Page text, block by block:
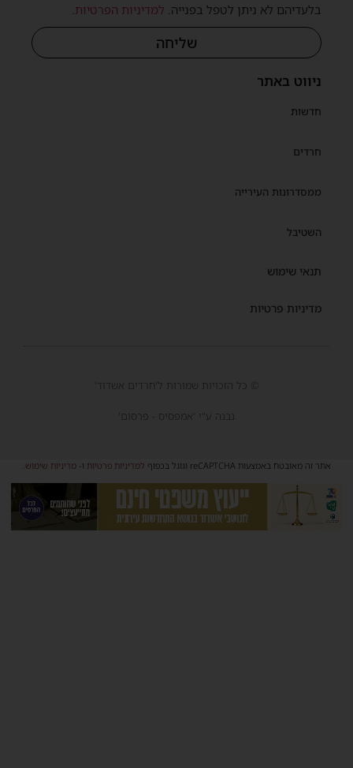
ניווט באתר
חדשות
חרדים
ממסדרונות העירייה
השטיבל
תנאי שימוש
מדיניות פרטיות
בלעדיהם לא ניתן לטפל בפנייה.למדיניות הפרטיות.
שליחה
© כל הזכויות שמורות ל'חרדים אשדוד'
נבנה ע"י 'אמפסיס - פרסום'
אתר זה מאובטח באמצעות reCAPTCHA וגוגל בכפוף למדיניות פרטיותו-מדיניות שימוש.